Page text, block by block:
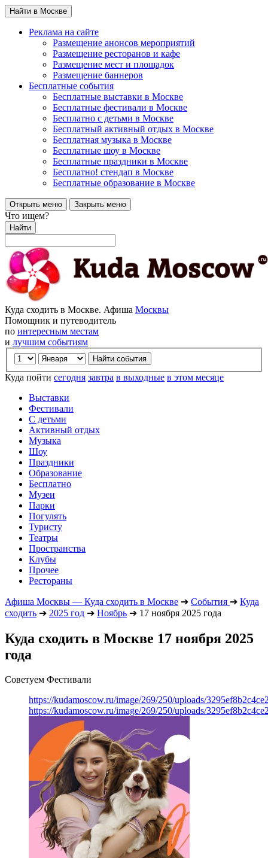
Найти в Москве
Реклама на сайте
Размещение анонсов мероприятий
Размещение ресторанов и кафе
Размещение мест и площадок
Размещение баннеров
Бесплатные события
Бесплатные выставки в Москве
Бесплатные фестивали в Москве
Бесплатно с детьми в Москве
Бесплатный активный отдых в Москве
Бесплатная музыка в Москве
Бесплатные шоу в Москве
Бесплатные праздники в Москве
Бесплатно! стендап в Москве
Бесплатные образование в Москве
Открыть меню Закрыть меню
Что ищем?
Найти
Куда сходить в Москве. Афиша Москвы
Помощник и путеводитель
по интересным местам
и лучшим событиям
Куда пойти сегодня завтра в выходные в этом месяце
Выставки
Фестивали
С детьми
Активный отдых
Музыка
Шоу
Праздники
Образование
Бесплатно
Музеи
Парки
Погулять
Туристу
Театры
Пространства
Клубы
Прочее
Рестораны
Афиша Москвы — Куда сходить в Москве ➔ События ➔ Куда
сходить ➔ 2025 год ➔ Ноябрь ➔ 17 ноября 2025 года
Куда сходить в Москве 17 ноября 2025
года
Советуем Фестивали
https://kudamoscow.ru/image/269/250/uploads/
https://kudamoscow.ru/image/269/250/uploads/